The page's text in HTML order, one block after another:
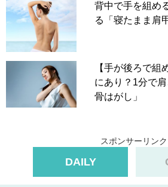
背中で手を組め
る「寝たまま肩
【手が後ろで組
にあり？1分で
骨はがし」
スポンサーリンク
DAILY